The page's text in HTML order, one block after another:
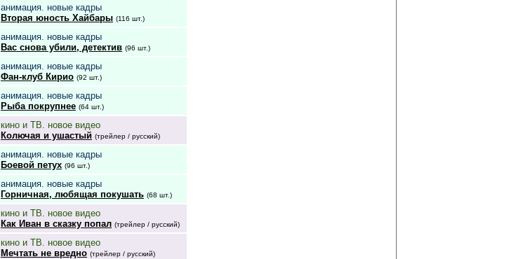
анимация. новые кадры
Вторая юность Хайбары (116 шт.)
анимация. новые кадры
Вас снова убили, детектив (96 шт.)
анимация. новые кадры
Фан-клуб Кирио (92 шт.)
анимация. новые кадры
Рыба покрупнее (64 шт.)
кино и ТВ. новое видео
Колючая и ушастый (трейлер / русский)
анимация. новые кадры
Боевой петух (96 шт.)
анимация. новые кадры
Горничная, любящая покушать (68 шт.)
кино и ТВ. новое видео
Как Иван в сказку попал (трейлер / русский)
кино и ТВ. новое видео
Мечтать не вредно (трейлер / русский)